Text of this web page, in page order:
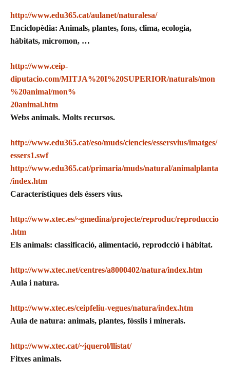
http://www.edu365.cat/aulanet/naturalesa/
Enciclopèdia: Animals, plantes, fons, clima, ecologia,
hàbitats, micromon, …
http://www.ceip-
diputacio.com/MITJA%20I%20SUPERIOR/naturals/mon
%20animal/mon%
20animal.htm
Webs animals. Molts recursos.
http://www.edu365.cat/eso/muds/ciencies/essersvius/imatges/
essers1.swf
http://www.edu365.cat/primaria/muds/natural/animalplanta
/index.htm
Característiques dels éssers vius.
http://www.xtec.es/~gmedina/projecte/reproduc/reproduccio
.htm
Els animals: classificació, alimentació, reprodcció i hàbitat.
http://www.xtec.net/centres/a8000402/natura/index.htm
Aula i natura.
http://www.xtec.es/ceipfeliu-vegues/natura/index.htm
Aula de natura: animals, plantes, fòssils i minerals.
http://www.xtec.cat/~jquerol/llistat/
Fitxes animals.